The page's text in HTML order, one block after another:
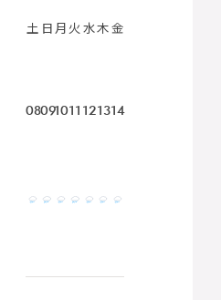
土
08
日
09
月
10
火
11
水
12
木
13
金
14